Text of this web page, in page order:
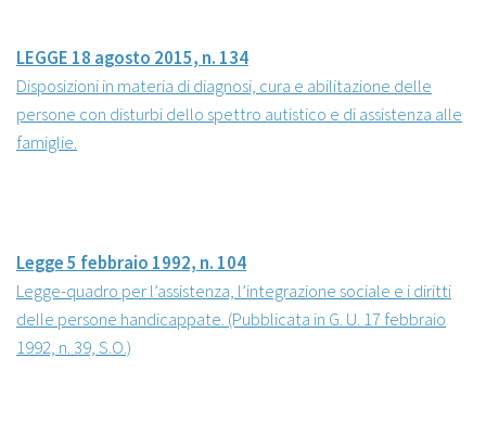
LEGGE 18 agosto 2015, n. 134
Disposizioni in materia di diagnosi, cura e abilitazione delle
persone con disturbi dello spettro autistico e di assistenza alle
famiglie.
Legge 5 febbraio 1992, n. 104
Legge-quadro per l’assistenza, l’integrazione sociale e i diritti
delle persone handicappate. (Pubblicata in G. U. 17 febbraio
1992, n. 39, S.O.)